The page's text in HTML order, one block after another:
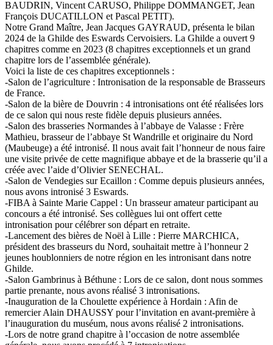
BAUDRIN, Vincent CARUSO, Philippe DOMMANGET, Jean
François DUCATILLON et Pascal PETIT).
Notre Grand Maître, Jean Jacques GAYRAUD, présenta le bilan
2024 de la Ghilde des Eswards Cervoisiers. La Ghilde a ouvert 9
chapitres comme en 2023 (8 chapitres exceptionnels et un grand
chapitre lors de l’assemblée générale).
Voici la liste de ces chapitres exceptionnels :
-Salon de l’agriculture : Intronisation de la responsable de Brasseurs
de France.
-Salon de la bière de Douvrin : 4 intronisations ont été réalisées lors
de ce salon qui nous reste fidèle depuis plusieurs années.
-Salon des brasseries Normandes à l’abbaye de Valasse : Frère
Mathieu, brasseur de l’abbaye St Wandrille et originaire du Nord
(Maubeuge) a été intronisé. Il nous avait fait l’honneur de nous faire
une visite privée de cette magnifique abbaye et de la brasserie qu’il a
créée avec l’aide d’Olivier SENECHAL.
-Salon de Vendegies sur Ecaillon : Comme depuis plusieurs années,
nous avons intronisé 3 Eswards.
-FIBA à Sainte Marie Cappel : Un brasseur amateur participant au
concours a été intronisé. Ses collègues lui ont offert cette
intronisation pour célébrer son départ en retraite.
-Lancement des bières de Noël à Lille : Pierre MARCHICA,
président des brasseurs du Nord, souhaitait mettre à l’honneur 2
jeunes houblonniers de notre région en les intronisant dans notre
Ghilde.
-Salon Gambrinus à Béthune : Lors de ce salon, dont nous sommes
partie prenante, nous avons réalisé 3 intronisations.
-Inauguration de la Choulette expérience à Hordain : Afin de
remercier Alain DHAUSSY pour l’invitation en avant-première à
l’inauguration du muséum, nous avons réalisé 2 intronisations.
-Lors de notre grand chapitre à l’occasion de notre assemblée